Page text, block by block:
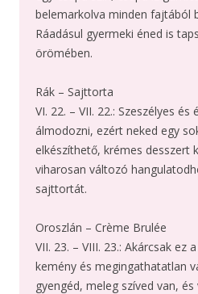
belemarkolva minden fajtából
Ráadásul gyermeki éned is
örömében.
Rák – Sajttorta
VI. 22. – VII. 22.: Szeszélyes
álmodozni, ezért neked egy
elkészíthető, krémes desszert
viharosan változó
sajttortát.
Oroszlán – Crème Brulée
VII. 23. – VIII. 23.: Akárcsak ez
kemény és megingathatatlan
gyengéd, meleg szíved van,